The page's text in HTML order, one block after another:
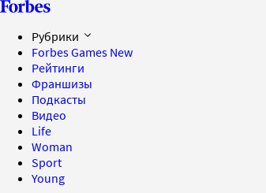
Рубрики
Forbes Games New
Рейтинги
Франшизы
Подкасты
Видео
Life
Woman
Sport
Young